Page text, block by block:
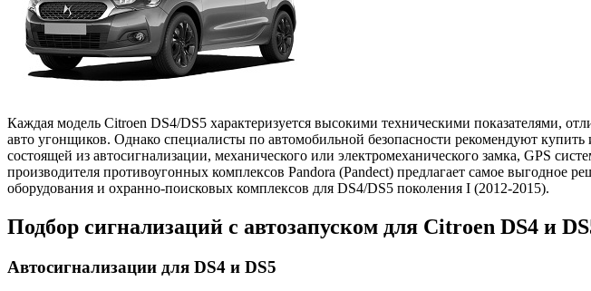
Каждая модель Citroen DS4/DS5 характеризуется высокими техническими показателями,
авто угонщиков. Однако специалисты по автомобильной безопасности рекомендуют
состоящей из автосигнализации, механического или электромеханического замка, GPS
производителя противоугонных комплексов Pandora (Pandect) предлагает самое
оборудования и охранно-поисковых комплексов для DS4/DS5 поколения I (2012-2015).
Подбор сигнализаций с автозапуском для Citroen DS4 и
Автосигнализации для DS4 и DS5